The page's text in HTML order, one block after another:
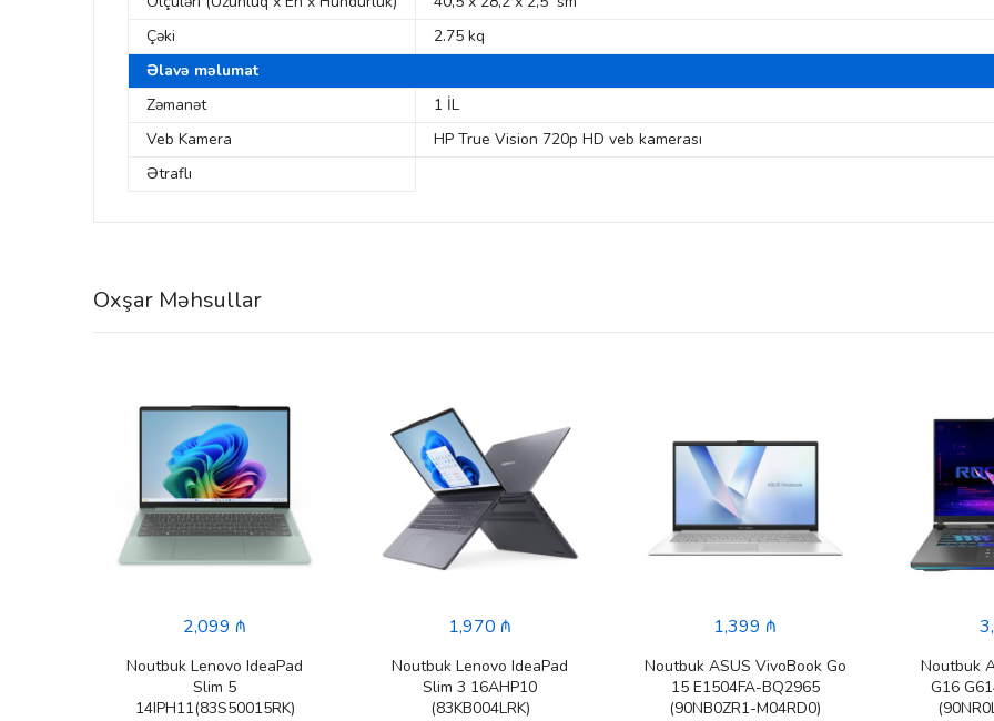
Çəki
2.75 kq
Əlavə məlumat
Zəmanət
1 İL
Veb Kamera
HP True Vision 720p HD veb kamerası
Ətraflı
Oxşar Məhsullar
2,099 ₼
Noutbuk Lenovo IdeaPad
Slim 5
14IPH11(83S50015RK)
1,970 ₼
Noutbuk Lenovo IdeaPad
Slim 3 16AHP10
(83KB004LRK)
1,399 ₼
Noutbuk ASUS VivoBook Go
15 E1504FA-BQ2965
(90NB0ZR1-M04RD0)
Noutbuk
G16